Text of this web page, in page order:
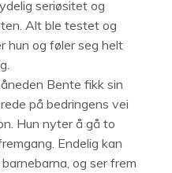
seriøsitet og
Alt ble testet og
hun og føler seg helt
Bente fikk sin
på bedringens vei
Hun nyter å gå to
Endelig kan
og ser frem